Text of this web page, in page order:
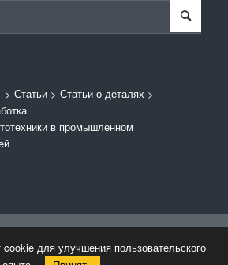
> Статьи> Статьи о деталях >
в промышленном
cookie для улучшения пользовательского